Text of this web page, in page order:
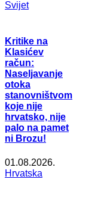
Svijet
Kritike na
Klasićev
račun:
Naseljavanje
otoka
stanovništvom
koje nije
hrvatsko, nije
palo na pamet
ni Brozu!
01.08.2026.
Hrvatska